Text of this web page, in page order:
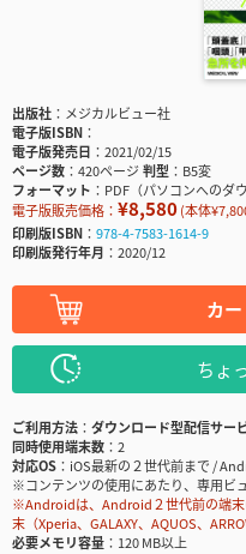
出版社
メジカルビュー社
電子版ISBN
電子版発売日
2021/02/15
ページ数
420ページ判型
B5変
フォーマット
PDF（パソコンへのダ
電子版販売価格： ¥8,580(本体
印刷版ISBN
978-4-7583-1614-9
印刷版発行年月
2020/12
カ
ちょ
ご利用方法
ダウンロード型配信サー
同時使用端末数
2
対応OS
iOS最新の２世代前まで /
※コンテンツの使用にあたり、専用ビ
※Androidは、Android２世代前の端末
末（Xperia、GALAXY、AQUOS、
必要メモリ容量
120 MB以上